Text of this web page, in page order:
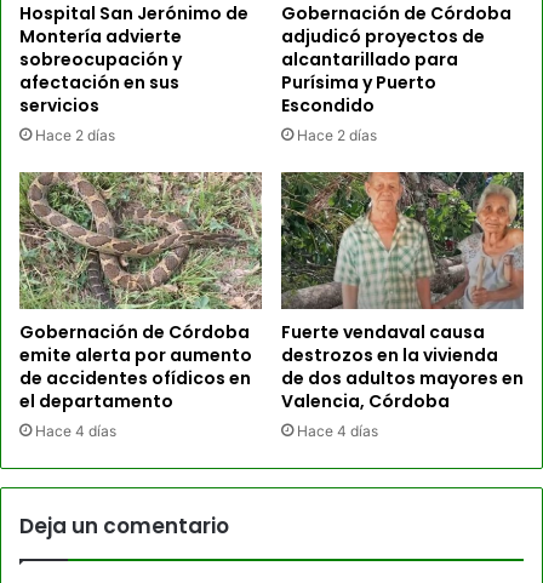
Hospital San Jerónimo de
Montería advierte
sobreocupación y
afectación en sus
servicios
Hace 2 días
Gobernación de Córdoba
adjudicó proyectos de
alcantarillado para
Purísima y Puerto
Escondido
Hace 2 días
Gobernación de Córdoba
emite alerta por aumento
de accidentes ofídicos en
el departamento
Hace 4 días
Fuerte vendaval causa
destrozos en la vivienda
de dos adultos mayores en
Valencia, Córdoba
Hace 4 días
Deja un comentario